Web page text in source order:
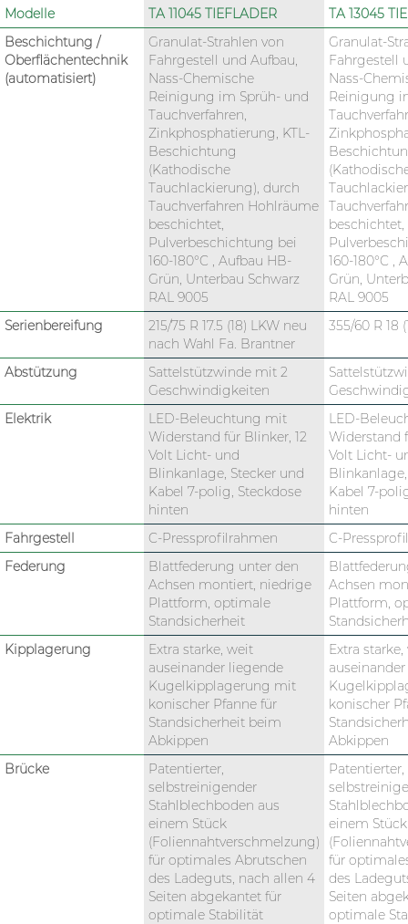
Modelle TA 11045 TIEFLADER
TA 13045
Beschichtung /
Oberflächentechnik
(automatisiert)
Granulat-Strahlen von
Fahrgestell und Aufbau,
Nass-Chemische
Reinigung im Sprüh- und
Tauchverfahren,
Zinkphosphatierung, KTL-
Beschichtung
(Kathodische
Tauchlackierung), durch
Tauchverfahren Hohlräume
beschichtet,
Pulverbeschichtung bei
160-180°C , Aufbau HB-
Grün, Unterbau Schwarz
RAL 9005
Granulat-
Fahrgestell
Nass-
Reinigung
beschichtet,
160-180°C ,
Grün,
RAL 9005
Serienbereifung
215/75 R 17.5 (18) LKW neu
nach Wahl Fa. Brantner
355/60 R 18
Abstützung
Sattelstützwinde mit 2
Geschwindigkeiten
Elektrik
LED-Beleuchtung mit
Widerstand für Blinker, 12
Volt Licht- und
Blinkanlage, Stecker und
Kabel 7-polig, Steckdose
hinten
LED-
Widerstand
Volt Licht-
Kabel 7-
hinten
Fahrgestell
C-Pressprofilrahmen
C-
Federung
Blattfederung unter den
Achsen montiert, niedrige
Plattform, optimale
Standsicherheit
Achsen
Plattform,
Kipplagerung
Extra starke, weit
auseinander liegende
Kugelkipplagerung mit
konischer Pfanne für
Standsicherheit beim
Abkippen
Extra
konischer
Abkippen
Brücke
Patentierter,
selbstreinigender
Stahlblechboden aus
einem Stück
(Foliennahtverschmelzung)
für optimales Abrutschen
des Ladeguts, nach allen 4
Seiten abgekantet für
optimale Stabilität
Patentierter,
einem Stück
für
des
Seiten
optimale